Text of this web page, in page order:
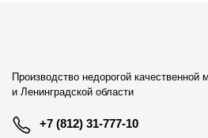
Производство недорогой качественной
и Ленинградской области
+7 (812) 31-777-10